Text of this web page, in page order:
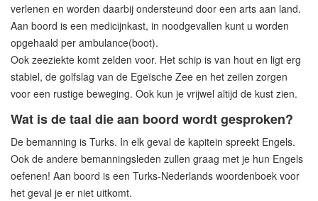
verlenen en worden daarbij ondersteund door een arts aan land.
Aan boord is een medicijnkast, in noodgevallen kunt u worden
opgehaald per ambulance(boot).
Ook zeeziekte komt zelden voor. Het schip is van hout en ligt erg
stabiel, de golfslag van de Egeïsche Zee en het zeilen zorgen
voor een rustige beweging. Ook kun je vrijwel altijd de kust zien.
Wat is de taal die aan boord wordt gesproken?
De bemanning is Turks. In elk geval de kapitein spreekt Engels.
Ook de andere bemanningsleden zullen graag met je hun Engels
oefenen! Aan boord is een Turks-Nederlands woordenboek voor
het geval je er niet uitkomt.